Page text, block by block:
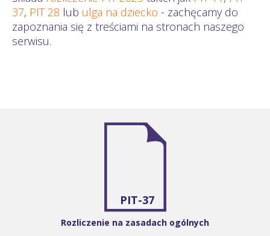
37, PIT 28 lub ulga na dziecko - zachęcamy do
zapoznania się z treściami na stronach naszego
serwisu.
PIT-37
Rozliczenie na zasadach ogólnych